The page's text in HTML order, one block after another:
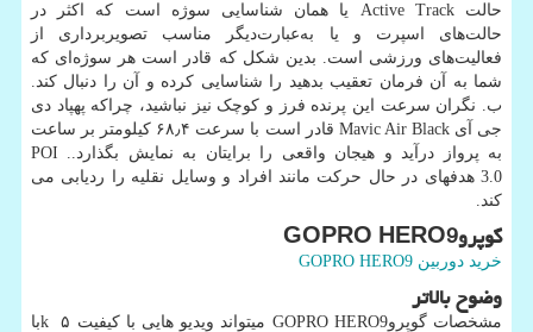
حالت Active Track یا همان شناسایی سوژه است که اکثر در
حالت‌های اسپرت و یا به‌عبارت‌دیگر مناسب تصویربرداری از
فعالیت‌های ورزشی است. بدین شکل که قادر است هر سوژه‌ای که
شما به آن فرمان تعقیب بدهید را شناسایی کرده و آن را دنبال کند.
ب. نگران سرعت این پرنده فرز و کوچک نیز نباشید، چراکه پهپاد دی
جی آی Mavic Air Black
قادر است با سرعت ۶۸٫۴ کیلومتر بر ساعت
به پرواز درآید و هیجان واقعی را برایتان به نمایش بگذارد.. POI
3.0 هدفهای در حال حرکت مانند افراد و وسایل نقلیه را ردیابی می
کند.
گوپروGOPRO HERO9
خرید دوربین GOPRO HERO9
وضوح بالاتر
مشخصات گوپروGOPRO HERO9 میتواند ویدیو هایی با کیفیت ۵ kبا